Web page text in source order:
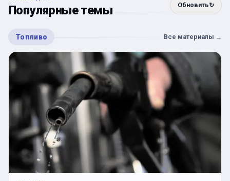
Популярные темы Обновить↻
Топливо Все материалы →